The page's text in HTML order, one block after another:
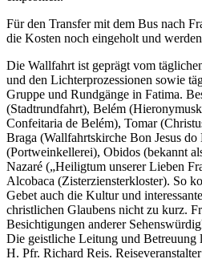
Für den Transfer mit dem Bus nach
die Kosten noch eingeholt und
Die Wallfahrt ist geprägt vom
und den Lichterprozessionen sowie
Gruppe und Rundgänge in Fatima.
(Stadtrundfahrt), Belém
Confeitaria de Belém), Tomar
Braga (Wallfahrtskirche Bon Jesus
(Portweinkellerei), Obidos (bekannt
Nazaré („Heiligtum unserer Lieben
Alcobaca (Zisterziensterkloster). So
Gebet auch die Kultur und
christlichen Glaubens nicht zu kurz.
Besichtigungen anderer
Die geistliche Leitung und Betreuung
H. Pfr. Richard Reis.